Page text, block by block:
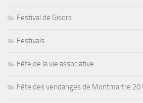
Festival de Gisors
Festivals
Fête de la vie associative
Fête des vendanges de Montmartre